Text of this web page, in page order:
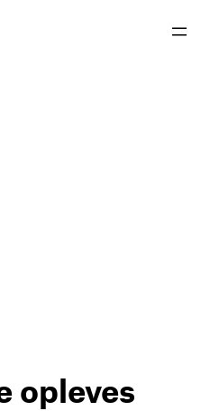
opleves